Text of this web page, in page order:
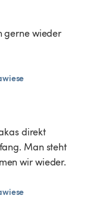
gerne wieder
direkt
Man steht
wir wieder.